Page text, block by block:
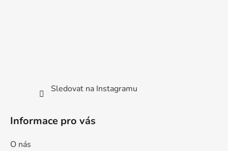
Sledovat na Instagramu
Informace pro vás
O nás